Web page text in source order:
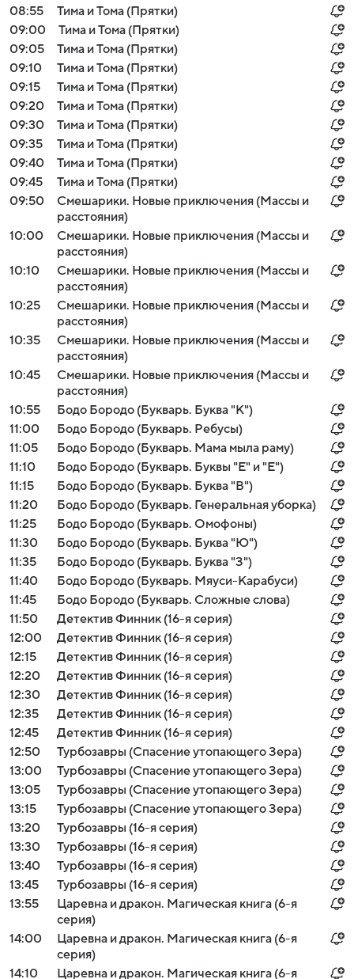
08:55
Тима и Тома (Прятки)
09:00
Тима и Тома (Прятки)
09:05
Тима и Тома (Прятки)
09:10
Тима и Тома (Прятки)
09:15
Тима и Тома (Прятки)
09:20
Тима и Тома (Прятки)
09:30
Тима и Тома (Прятки)
09:35
Тима и Тома (Прятки)
09:40
Тима и Тома (Прятки)
09:45
Тима и Тома (Прятки)
09:50
Смешарики. Новые приключения (Массы и
расстояния)
10:00
Смешарики. Новые приключения (Массы и
расстояния)
10:10
Смешарики. Новые приключения (Массы и
расстояния)
10:25
Смешарики. Новые приключения (Массы и
расстояния)
10:35
Смешарики. Новые приключения (Массы и
расстояния)
10:45
Смешарики. Новые приключения (Массы и
расстояния)
10:55
Бодо Бородо (Букварь. Буква "К")
11:00
Бодо Бородо (Букварь. Ребусы)
11:05
Бодо Бородо (Букварь. Мама мыла раму)
11:10
Бодо Бородо (Букварь. Буквы "Е" и "Е")
11:15
Бодо Бородо (Букварь. Буква "В")
11:20
Бодо Бородо (Букварь. Генеральная уборка)
11:25
Бодо Бородо (Букварь. Омофоны)
11:30
Бодо Бородо (Букварь. Буква "Ю")
11:35
Бодо Бородо (Букварь. Буква "З")
11:40
Бодо Бородо (Букварь. Мяуси-Карабуси)
11:45
Бодо Бородо (Букварь. Сложные слова)
11:50
Детектив Финник (16-я серия)
12:00
Детектив Финник (16-я серия)
12:15
Детектив Финник (16-я серия)
12:20
Детектив Финник (16-я серия)
12:30
Детектив Финник (16-я серия)
12:35
Детектив Финник (16-я серия)
12:45
Детектив Финник (16-я серия)
12:50
Турбозавры (Спасение утопающего Зера)
13:00
Турбозавры (Спасение утопающего Зера)
13:05
Турбозавры (Спасение утопающего Зера)
13:15
Турбозавры (Спасение утопающего Зера)
13:20
Турбозавры (16-я серия)
13:30
Турбозавры (16-я серия)
13:40
Турбозавры (16-я серия)
13:45
Турбозавры (16-я серия)
13:55
Царевна и дракон. Магическая книга (6-я
серия)
14:00
Царевна и дракон. Магическая книга (6-я
серия)
14:10
Царевна и дракон. Магическая книга (6-я